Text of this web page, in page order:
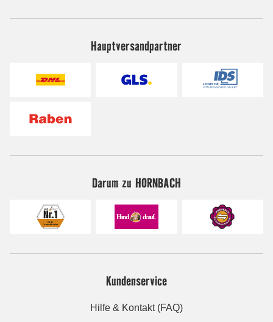
Hauptversandpartner
Darum zu HORNBACH
Kundenservice
Hilfe & Kontakt (FAQ)